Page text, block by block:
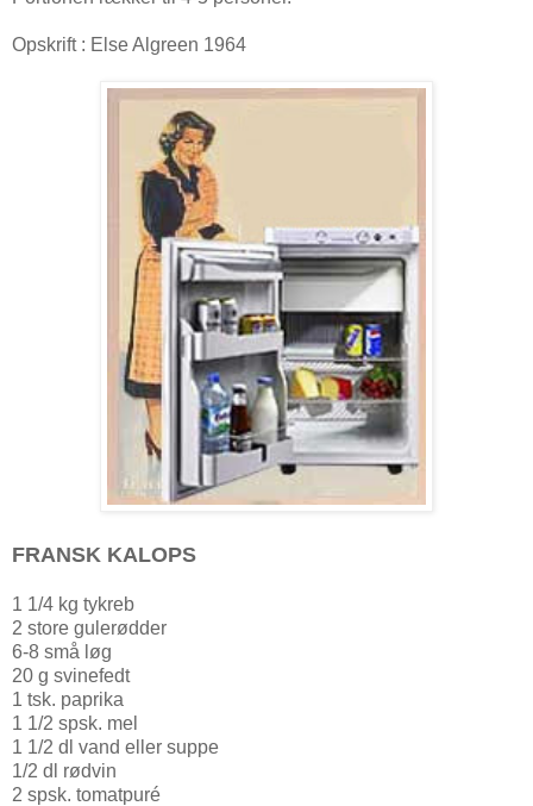
Opskrift : Else Algreen 1964
FRANSK KALOPS
1 1/4 kg tykreb
2 store gulerødder
6-8 små løg
20 g svinefedt
1 tsk. paprika
1 1/2 spsk. mel
1 1/2 dl vand eller suppe
1/2 dl rødvin
2 spsk. tomatpuré